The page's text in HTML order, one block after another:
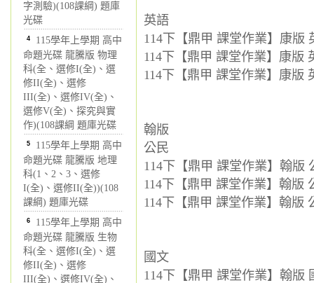
字測驗)(108課綱) 題庫
光碟
4 115學年上學期 高中
命題光碟 龍騰版 物理
科(全、選修I(全)、選
修II(全)、選修
III(全)、選修IV(全)、
選修V(全)、探究與實
作)(108課綱 題庫光碟
5 115學年上學期 高中
命題光碟 龍騰版 地理
科(1、2、3、選修
I(全)、選修II(全))(108
課綱) 題庫光碟
6 115學年上學期 高中
命題光碟 龍騰版 生物
科(全、選修I(全)、選
修II(全)、選修
III(全)、選修IV(全)、
英語
114下【鼎甲 課堂作業】康版
114下【鼎甲 課堂作業】康版
114下【鼎甲 課堂作業】康版
翰版
公民
114下【鼎甲 課堂作業】翰版
114下【鼎甲 課堂作業】翰版
114下【鼎甲 課堂作業】翰版
國文
114下【鼎甲 課堂作業】翰版